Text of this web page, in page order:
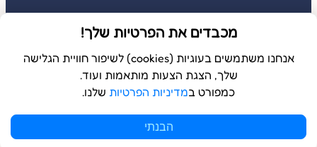
דברו איתי
דברו איתי: 052-3686485
שלחו הודעה: 052-3686485
מכבדים את הפרטיות שלך!
אנחנו משתמשים בעוגיות (cookies) לשיפור חוויית הגלישה
שלך, הצגת הצעות מותאמות ועוד.
כמפורט במדיניות הפרטיות שלנו.
הבנתי